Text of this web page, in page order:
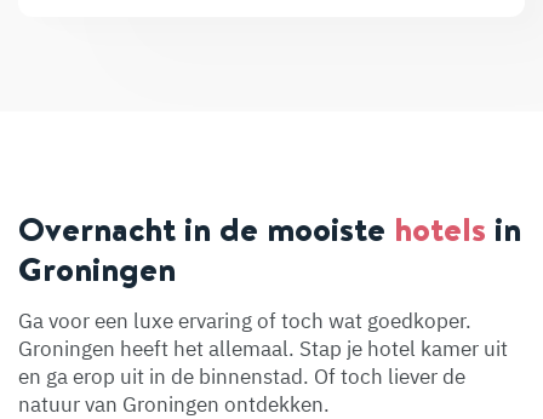
Overnacht in de mooiste hotels in
Groningen
Ga voor een luxe ervaring of toch wat goedkoper.
Groningen heeft het allemaal. Stap je hotel kamer uit
en ga erop uit in de binnenstad. Of toch liever de
natuur van Groningen ontdekken.